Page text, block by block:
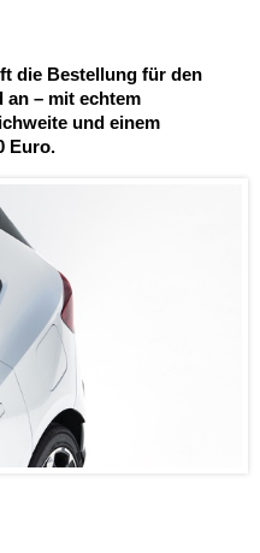
die Bestellung für den
an – mit echtem
und einem
Euro.